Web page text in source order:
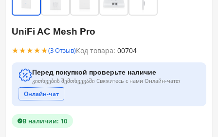
UniFi AC Mesh Pro
★★★★★(3 Отзыв)Код товара: 00704
Перед покупкой проверьте наличие
კითხვების შემთხვევაში Свяжитесь с нами Онлайн-чатთ
Онлайн-чат
В наличии: 10